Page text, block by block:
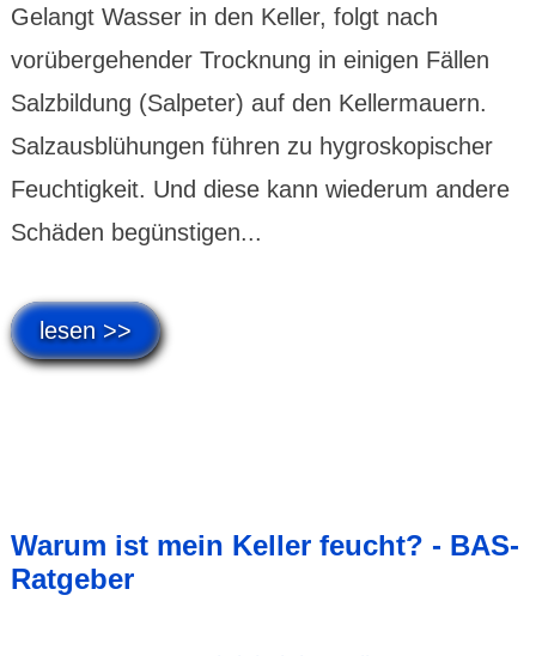
Gelangt Wasser in den Keller, folgt nach
vorübergehender Trocknung in einigen Fällen
Salzbildung (Salpeter) auf den Kellermauern.
Salzausblühungen führen zu hygroskopischer
Feuchtigkeit. Und diese kann wiederum andere
Schäden begünstigen...
lesen >>
Warum ist mein Keller feucht? - BAS-
Ratgeber